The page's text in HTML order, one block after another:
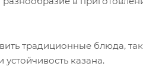
традиционные блюда,
казана.